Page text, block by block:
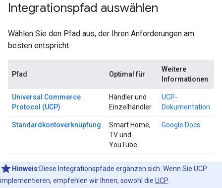
Integrationspfad auswählen
Wählen Sie den Pfad aus, der Ihren Anforderungen am
besten entspricht:
Pfad Optimal für
Weitere
Informationen
Universal Commerce
Protocol (UCP)
Händler und
Einzelhändler
UCP-
Dokumentation
Standardkontoverknüpfung
Smart Home,
TV und
YouTube
Google Docs
Hinweis:Diese Integrationspfade ergänzen sich. Wenn Sie UCP
implementieren, empfehlen wir Ihnen, sowohl die UCP